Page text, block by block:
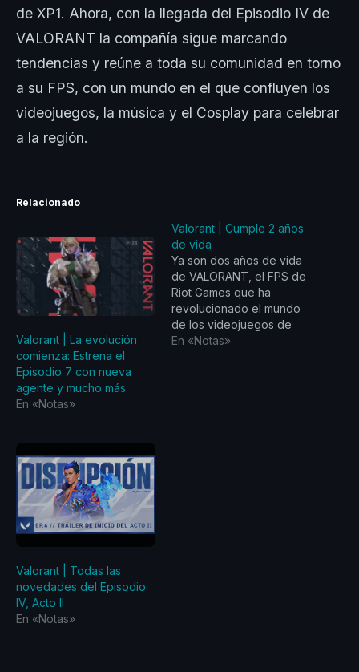
de XP1. Ahora, con la llegada del Episodio IV de
VALORANT la compañía sigue marcando
tendencias y reúne a toda su comunidad en torno
a su FPS, con un mundo en el que confluyen los
videojuegos, la música y el Cosplay para celebrar
a la región.
Relacionado
Valorant | La evolución
comienza: Estrena el
Episodio 7 con nueva
agente y mucho más
En «Notas»
Valorant | Cumple 2 años
de vida
Ya son dos años de vida
de VALORANT, el FPS de
Riot Games que ha
revolucionado el mundo
de los videojuegos de
disparo con un concepto
En «Notas»
Valorant | Todas las
novedades del Episodio
IV, Acto II
En «Notas»